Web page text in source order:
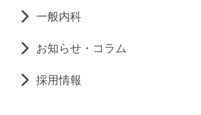
一般内科
お知らせ・コラム
採用情報